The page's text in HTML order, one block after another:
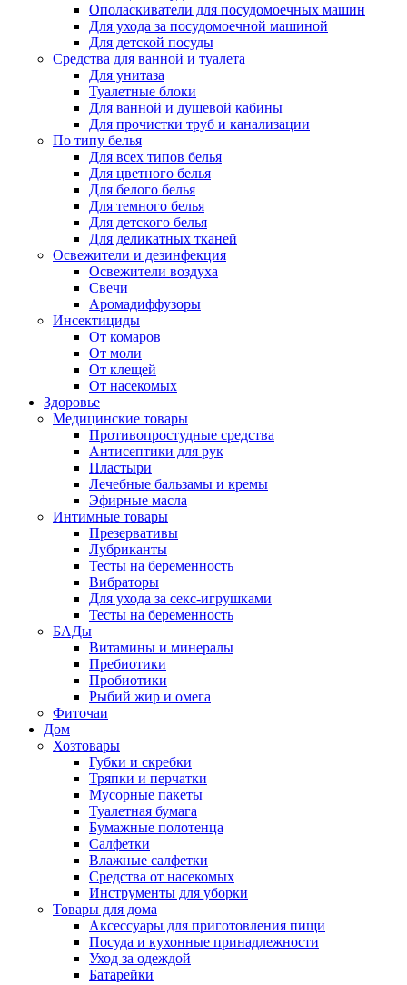
Ополаскиватели для посудомоечных машин
Для ухода за посудомоечной машиной
Для детской посуды
Средства для ванной и туалета
Для унитаза
Туалетные блоки
Для ванной и душевой кабины
Для прочистки труб и канализации
По типу белья
Для всех типов белья
Для цветного белья
Для белого белья
Для темного белья
Для детского белья
Для деликатных тканей
Освежители и дезинфекция
Освежители воздуха
Свечи
Аромадиффузоры
Инсектициды
От комаров
От моли
От клещей
От насекомых
Здоровье
Медицинские товары
Противопростудные средства
Антисептики для рук
Пластыри
Лечебные бальзамы и кремы
Эфирные масла
Интимные товары
Презервативы
Лубриканты
Тесты на беременность
Вибраторы
Для ухода за секс-игрушками
Тесты на беременность
БАДы
Витамины и минералы
Пребиотики
Пробиотики
Рыбий жир и омега
Фиточаи
Дом
Хозтовары
Губки и скребки
Тряпки и перчатки
Мусорные пакеты
Туалетная бумага
Бумажные полотенца
Салфетки
Влажные салфетки
Средства от насекомых
Инструменты для уборки
Товары для дома
Аксессуары для приготовления пищи
Посуда и кухонные принадлежности
Уход за одеждой
Батарейки